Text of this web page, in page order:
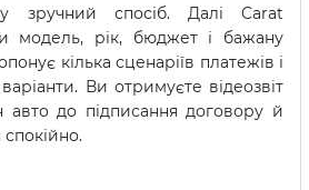
зручний спосіб. Далі Carat
модель, рік, бюджет і бажану
кілька сценаріїв платежів і
Ви отримуєте відеозвіт
авто до підписання договору й